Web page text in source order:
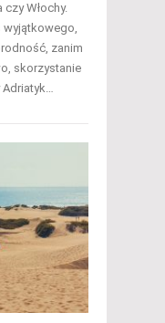
Włochy.
wyjątkowego,
zanim
skorzystanie